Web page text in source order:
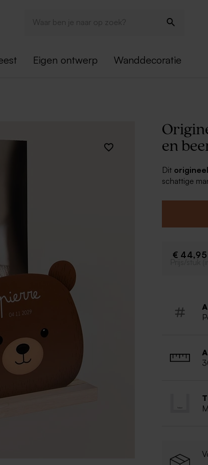
Eigen ontwerp Wanddecoratie
en
Dit
schattige
aandacht
Eenvoudig
je kleine
€ 44,95
Prijs/stuk